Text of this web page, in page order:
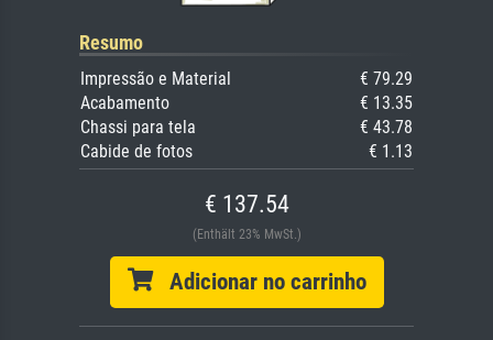
Resumo
Impressão e Material
€ 79.29
Acabamento
€ 13.35
Chassi para tela
€ 43.78
Cabide de fotos
€ 1.13
€ 137.54
(Enthält 23% MwSt.)
Adicionar no carrinho